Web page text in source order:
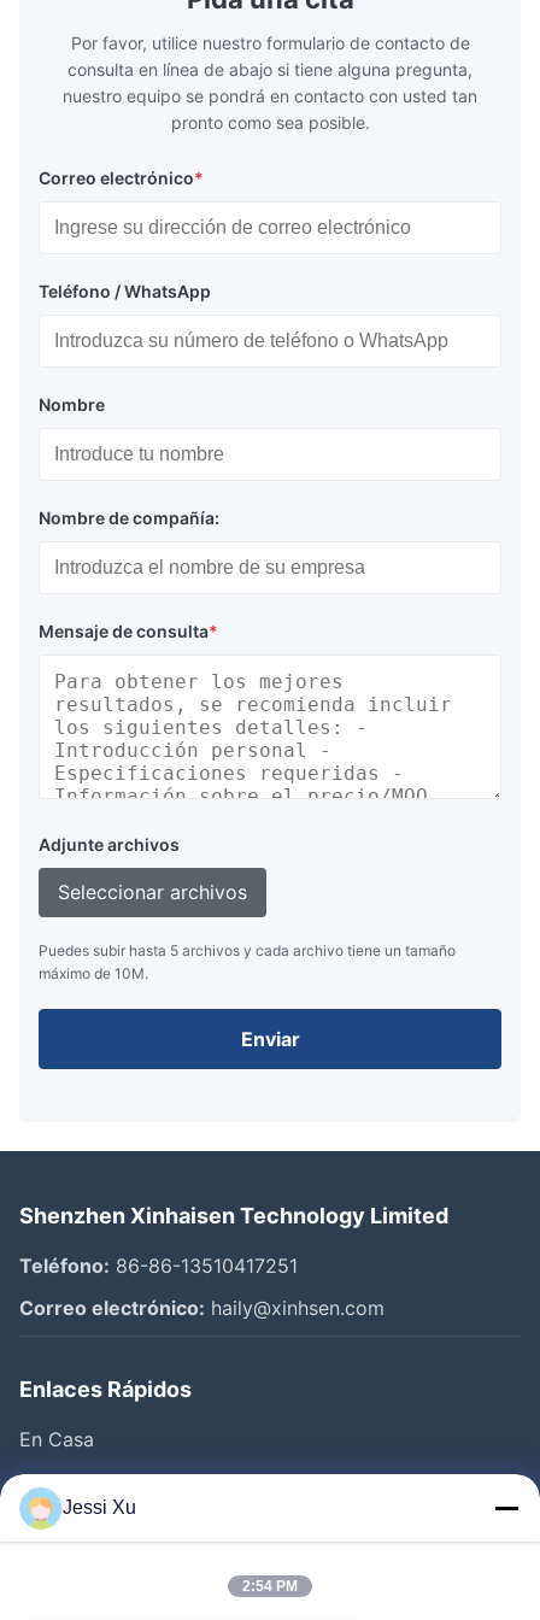
Por favor, utilice nuestro formulario de contacto de
consulta en línea de abajo si tiene alguna pregunta,
nuestro equipo se pondrá en contacto con usted tan
pronto como sea posible.
Correo electrónico*
Teléfono / WhatsApp
Nombre
Nombre de compañía:
Mensaje de consulta*
Adjunte archivos
Seleccionar archivos
Puedes subir hasta 5 archivos y cada archivo tiene un tamaño
máximo de 10M.
Enviar
Shenzhen Xinhaisen Technology Limited
Teléfono: 86-86-13510417251
Correo electrónico: haily@xinhsen.com
Enlaces Rápidos
En Casa
Productos
Videos
Jessi Xu
2:54 PM